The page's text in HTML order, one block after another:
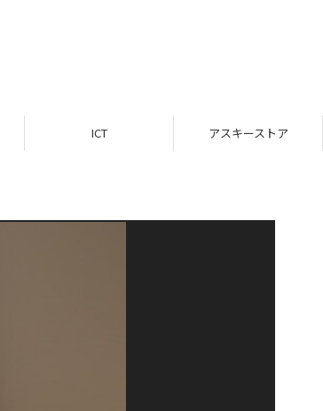
ICT アスキーストア